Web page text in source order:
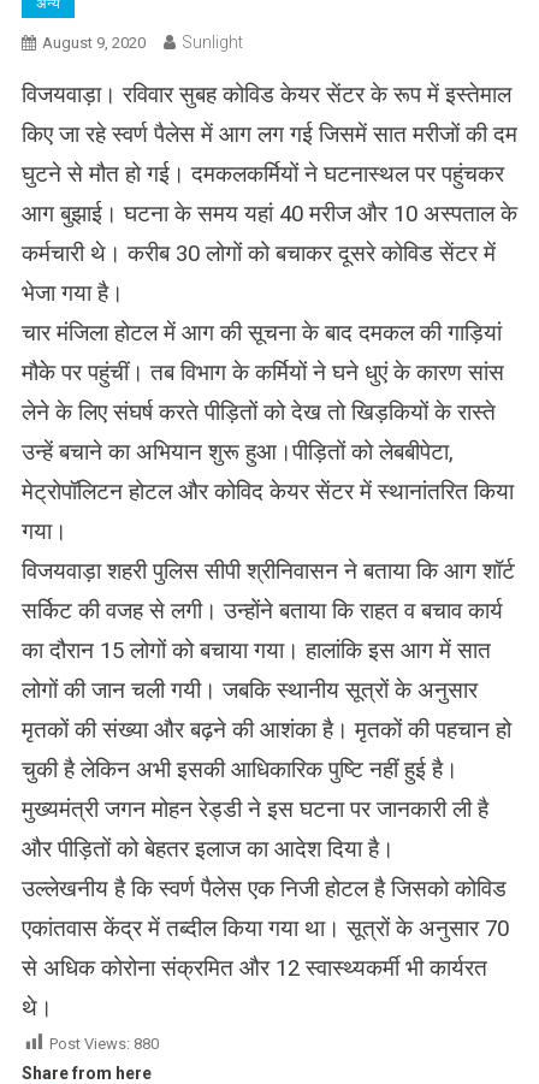
अन्य
August 9, 2020 Sunlight
विजयवाड़ा। रविवार सुबह कोविड केयर सेंटर के रूप में इस्तेमाल
किए जा रहे स्वर्ण पैलेस में आग लग गई जिसमें सात मरीजों की दम
घुटने से मौत हो गई। दमकलकर्मियों ने घटनास्थल पर पहुंचकर
आग बुझाई। घटना के समय यहां 40 मरीज और 10 अस्पताल के
कर्मचारी थे। करीब 30 लोगों को बचाकर दूसरे कोविड सेंटर में
भेजा गया है।
चार मंजिला होटल में आग की सूचना के बाद दमकल की गाड़ियां
मौके पर पहुंचीं। तब विभाग के कर्मियों ने घने धुएं के कारण सांस
लेने के लिए संघर्ष करते पीड़ितों को देख तो खिड़कियों के रास्ते
उन्हें बचाने का अभियान शुरू हुआ।पीड़ितों को लेबबीपेटा,
मेट्रोपॉलिटन होटल और कोविद केयर सेंटर में स्थानांतरित किया
गया।
विजयवाड़ा शहरी पुलिस सीपी श्रीनिवासन ने बताया कि आग शॉर्ट
सर्किट की वजह से लगी। उन्होंने बताया कि राहत व बचाव कार्य
का दौरान 15 लोगों को बचाया गया। हालांकि इस आग में सात
लोगों की जान चली गयी। जबकि स्थानीय सूत्रों के अनुसार
मृतकों की संख्या और बढ़ने की आशंका है। मृतकों की पहचान हो
चुकी है लेकिन अभी इसकी आधिकारिक पुष्टि नहीं हुई है।
मुख्यमंत्री जगन मोहन रेड्डी ने इस घटना पर जानकारी ली है
और पीड़ितों को बेहतर इलाज का आदेश दिया है।
उल्लेखनीय है कि स्वर्ण पैलेस एक निजी होटल है जिसको कोविड
एकांतवास केंद्र में तब्दील किया गया था। सूत्रों के अनुसार 70
से अधिक कोरोना संक्रमित और 12 स्वास्थ्यकर्मी भी कार्यरत
थे।
Post Views: 880
Share from here